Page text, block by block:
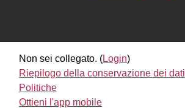
Non sei collegato. (Login)
Riepilogo della conservazione dei dati
Politiche
Ottieni l'app mobile